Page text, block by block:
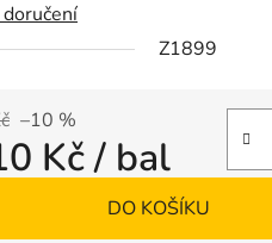
Z1899
–10 %
Kč/ bal
DO KOŠÍKU